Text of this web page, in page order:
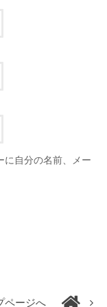
に自分の名前、メー
ページへ